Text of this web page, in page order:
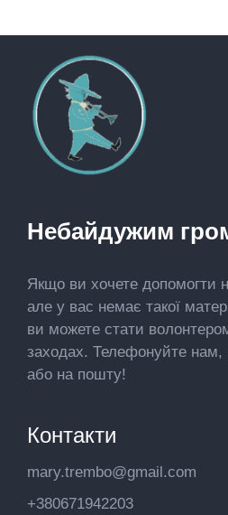
Небайдужим
Якщо ви хочете допомогти
але у вас немає такої
ви можете стати
заходах. Телефонуйте
або на пошту!
Контакти
mary.trembo@gmail.com
+380671942203